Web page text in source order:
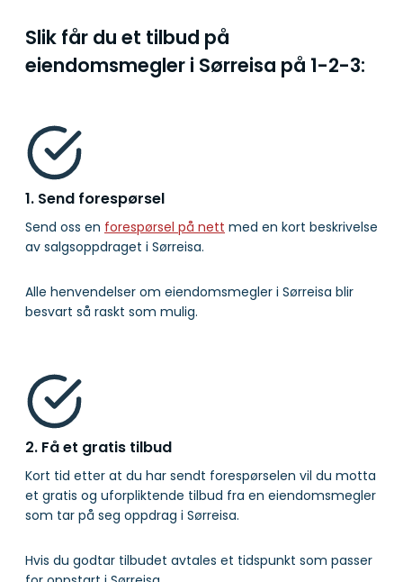
Slik får du et tilbud på
eiendomsmegler i Sørreisa på 1-2-3:
1. Send forespørsel
Send oss en forespørsel på nett med en kort beskrivelse
av salgsoppdraget i Sørreisa.
Alle henvendelser om eiendomsmegler i Sørreisa blir
besvart så raskt som mulig.
2. Få et gratis tilbud
Kort tid etter at du har sendt forespørselen vil du motta
et gratis og uforpliktende tilbud fra en eiendomsmegler
som tar på seg oppdrag i Sørreisa.
Hvis du godtar tilbudet avtales et tidspunkt som passer